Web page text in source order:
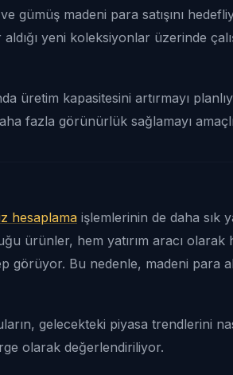
gümüş madeni para satışını
yeni koleksiyonlar üzerinde
üretim kapasitesini artırmayı
fazla görünürlük sağlamayı
hesaplama işlemlerinin de daha sık
ürünler, hem yatırım aracı olarak
Bu nedenle, madeni para
gelecekteki piyasa trendlerini
olarak değerlendiriliyor.